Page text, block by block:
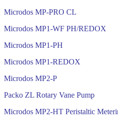
Microdos MP-PRO CL
Microdos MP1-WF PH/REDOX
Microdos MP1-PH
Microdos MP1-REDOX
Microdos MP2-P
Packo ZL Rotary Vane Pump
Microdos MP2-HT Peristaltic